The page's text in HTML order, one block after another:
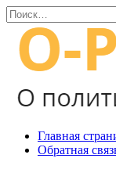
Перейти
к
содержанию
Search
for:
Главная
Обратная